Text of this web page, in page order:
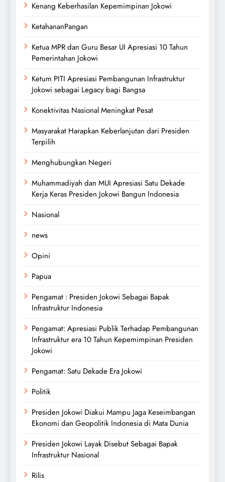
Kenang Keberhasilan Kepemimpinan Jokowi
KetahananPangan
Ketua MPR dan Guru Besar UI Apresiasi 10 Tahun
Pemerintahan Jokowi
Ketum PITI Apresiasi Pembangunan Infrastruktur
Jokowi sebagai Legacy bagi Bangsa
Konektivitas Nasional Meningkat Pesat
Masyarakat Harapkan Keberlanjutan dari Presiden
Terpilih
Menghubungkan Negeri
Muhammadiyah dan MUI Apresiasi Satu Dekade
Kerja Keras Presiden Jokowi Bangun Indonesia
Nasional
news
Opini
Papua
Pengamat : Presiden Jokowi Sebagai Bapak
Infrastruktur Indonesia
Pengamat: Apresiasi Publik Terhadap Pembangunan
Infrastruktur era 10 Tahun Kepemimpinan Presiden
Jokowi
Pengamat: Satu Dekade Era Jokowi
Politik
Presiden Jokowi Diakui Mampu Jaga Keseimbangan
Ekonomi dan Geopolitik Indonesia di Mata Dunia
Presiden Jokowi Layak Disebut Sebagai Bapak
Infrastruktur Nasional
Rilis